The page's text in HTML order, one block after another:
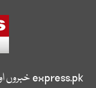
express.pkخبروں